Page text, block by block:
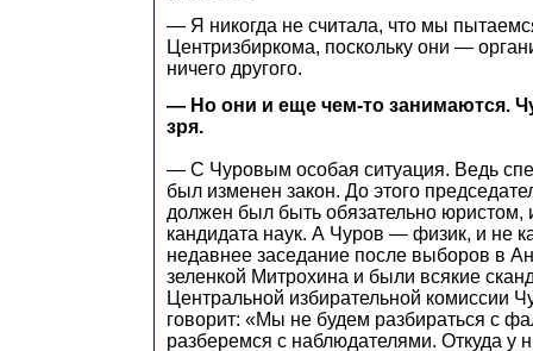
— Я никогда не считала, что мы
Центризбиркома, поскольку они —
ничего другого.
— Но они и еще чем-то занимаются.
зря.
— С Чуровым особая ситуация. Ведь
был изменен закон. До этого
должен был быть обязательно юристом,
кандидата наук. А Чуров — физик, и не
недавнее заседание после выборов в
зеленкой Митрохина и были всякие
Центральной избирательной комиссии
говорит: «Мы не будем разбираться с
разберемся с наблюдателями. Откуда у